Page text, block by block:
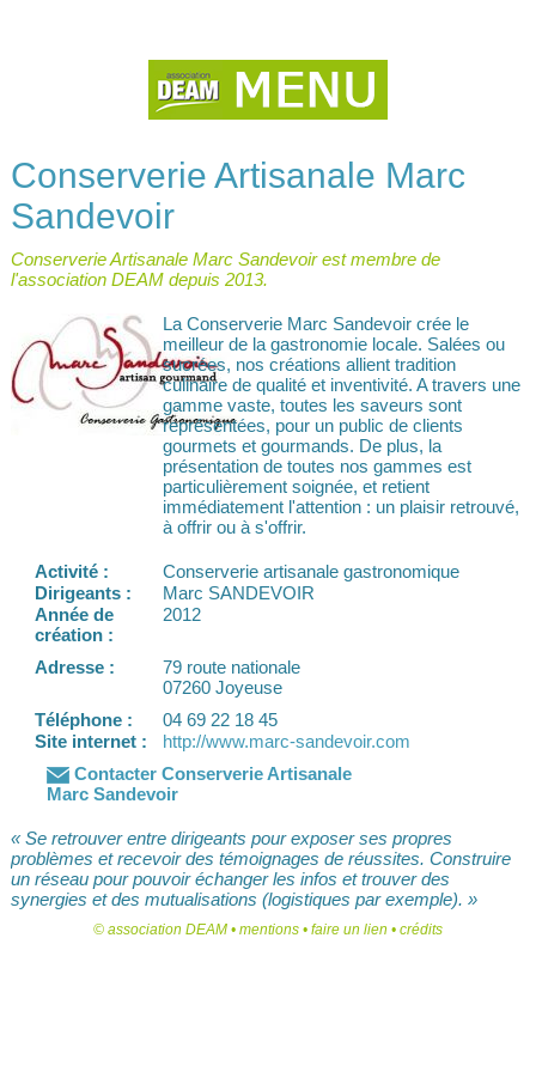
Conserverie Artisanale Marc
Sandevoir
Conserverie Artisanale Marc Sandevoir est membre de
l'association DEAM depuis 2013.
La Conserverie Marc Sandevoir crée le
meilleur de la gastronomie locale. Salées ou
sucrées, nos créations allient tradition
culinaire de qualité et inventivité. A travers une
gamme vaste, toutes les saveurs sont
représentées, pour un public de clients
gourmets et gourmands. De plus, la
présentation de toutes nos gammes est
particulièrement soignée, et retient
immédiatement l'attention : un plaisir retrouvé,
à offrir ou à s'offrir.
Activité :
Conserverie artisanale gastronomique
Dirigeants :
Marc SANDEVOIR
Année de
création :
2012
Adresse :
79 route nationale
07260 Joyeuse
Téléphone :
04 69 22 18 45
Site internet :
http://www.marc-sandevoir.com
Contacter Conserverie Artisanale
Marc Sandevoir
« Se retrouver entre dirigeants pour exposer ses propres
problèmes et recevoir des témoignages de réussites. Construire
un réseau pour pouvoir échanger les infos et trouver des
synergies et des mutualisations (logistiques par exemple). »
© association DEAM • mentions • faire un lien • crédits